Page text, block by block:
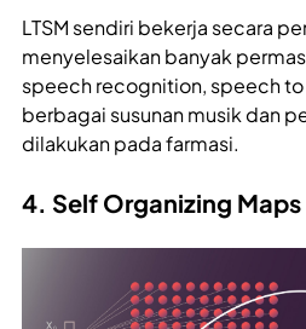
LTSM sendiri bekerja secara
menyelesaikan banyak
speech recognition, speech
berbagai susunan musik dan
dilakukan pada farmasi.
4. Self Organizing Maps